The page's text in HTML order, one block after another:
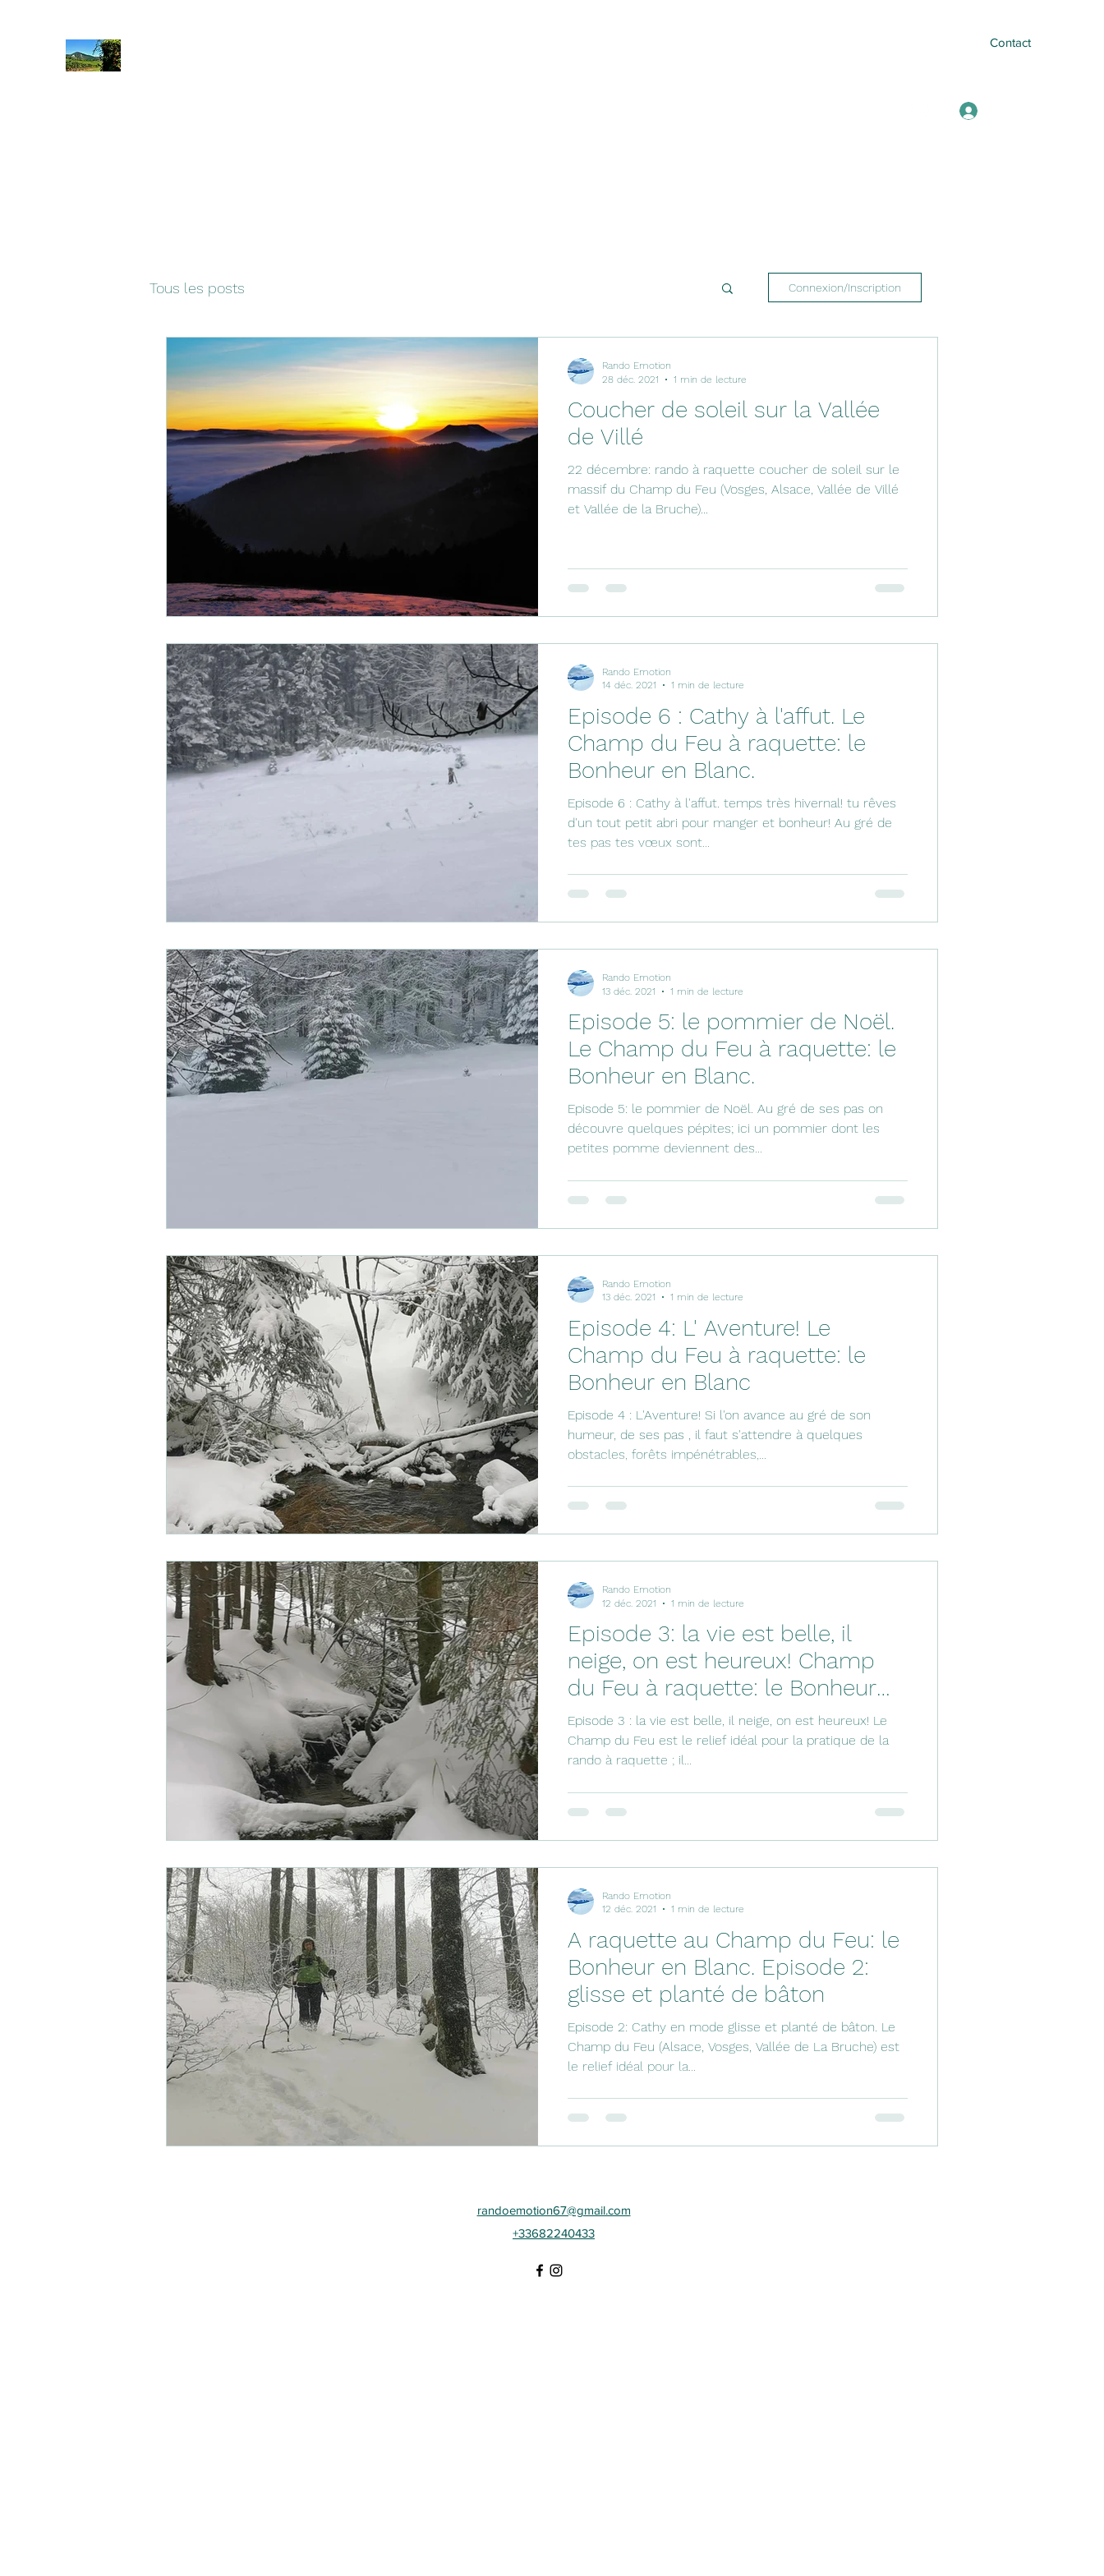
Contact
Tous les posts Connexion/Inscription
Coucher de soleil sur la Vallée
de Villé
22 décembre: rando à raquette coucher de soleil sur le
massif du Champ du Feu (Vosges, Alsace, Vallée de Villé
et Vallée de la Bruche)...
Rando Emotion
28 déc. 2021
1 min de lecture
Episode 6 : Cathy à l'affut. Le
Champ du Feu à raquette: le
Bonheur en Blanc.
Episode 6 : Cathy à l'affut. temps très hivernal! tu rêves
d'un tout petit abri pour manger et bonheur! Au gré de
tes pas tes vœux sont...
Rando Emotion
14 déc. 2021
1 min de lecture
Episode 5: le pommier de Noël.
Le Champ du Feu à raquette: le
Bonheur en Blanc.
Episode 5: le pommier de Noël. Au gré de ses pas on
découvre quelques pépites; ici un pommier dont les
petites pomme deviennent des...
Rando Emotion
13 déc. 2021
1 min de lecture
Episode 4: L' Aventure! Le
Champ du Feu à raquette: le
Bonheur en Blanc
Episode 4 : L'Aventure! Si l'on avance au gré de son
humeur, de ses pas , il faut s'attendre à quelques
obstacles, forêts impénétrables,...
Rando Emotion
13 déc. 2021
1 min de lecture
Episode 3: la vie est belle, il
neige, on est heureux! Champ
du Feu à raquette: le Bonheur
en Blanc
Episode 3 : la vie est belle, il neige, on est heureux! Le
Champ du Feu est le relief idéal pour la pratique de la
rando à raquette ; il...
Rando Emotion
12 déc. 2021
1 min de lecture
A raquette au Champ du Feu: le
Bonheur en Blanc. Episode 2:
glisse et planté de bâton
Episode 2: Cathy en mode glisse et planté de bâton. Le
Champ du Feu (Alsace, Vosges, Vallée de La Bruche) est
le relief idéal pour la...
Rando Emotion
12 déc. 2021
1 min de lecture
randoemotion67@gmail.com
+33682240433